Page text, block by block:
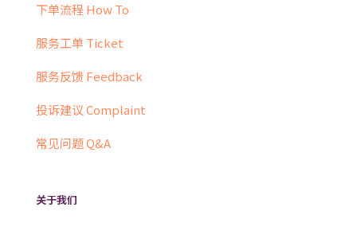
下单流程 How To
服务工单 Ticket
服务反馈 Feedback
投诉建议 Complaint
常见问题 Q&A
关于我们